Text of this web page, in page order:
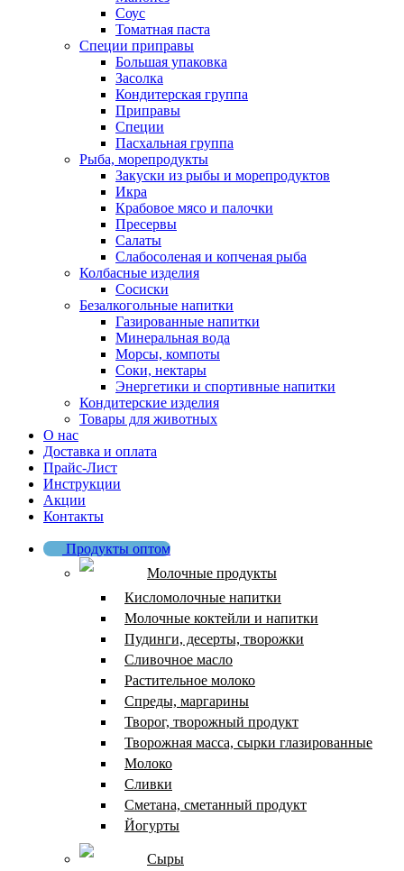
Соус
Томатная паста
Специи приправы
Большая упаковка
Засолка
Кондитерская группа
Приправы
Специи
Пасхальная группа
Рыба, морепродукты
Закуски из рыбы и морепродуктов
Икра
Крабовое мясо и палочки
Пресервы
Салаты
Слабосоленая и копченая рыба
Колбасные изделия
Сосиски
Безалкогольные напитки
Газированные напитки
Минеральная вода
Морсы, компоты
Соки, нектары
Энергетики и спортивные напитки
Кондитерские изделия
Товары для животных
О нас
Доставка и оплата
Прайс-Лист
Инструкции
Акции
Контакты
Продукты оптом
Молочные продукты
Кисломолочные напитки
Молочные коктейли и напитки
Пудинги, десерты, творожки
Сливочное масло
Растительное молоко
Спреды, маргарины
Творог, творожный продукт
Творожная масса, сырки глазированные
Молоко
Сливки
Сметана, сметанный продукт
Йогурты
Сыры